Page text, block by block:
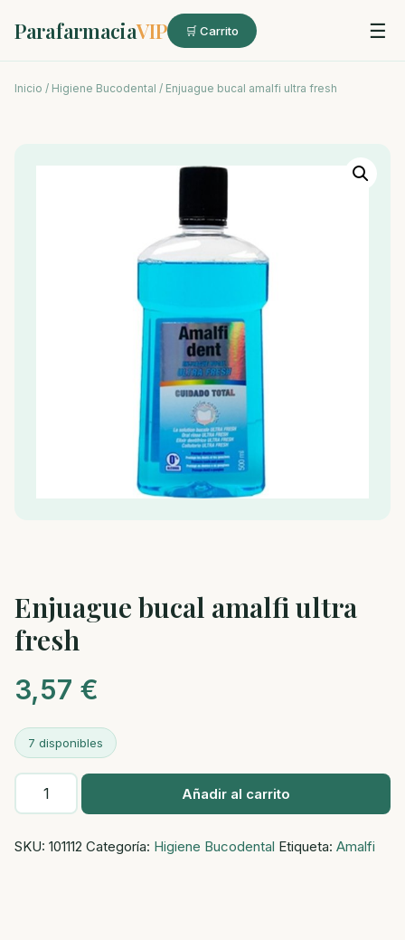
ParafarmaciaVIP 🛒 Carrito ☰
Inicio / Higiene Bucodental / Enjuague bucal amalfi ultra fresh
Enjuague bucal amalfi ultra
fresh
3,57 €
7 disponibles
Enjuague
bucal
ultra
Añadir al carrito
SKU: 101112 Categoría: Higiene Bucodental Etiqueta: Amalfi